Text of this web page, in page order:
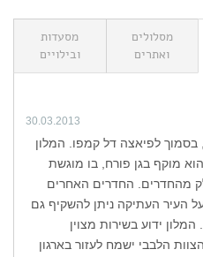
מסלולים
ואתרים
מסעדות
ובילויים
30.03.2013
בסמוך לפיאצה דל קמפו. המלון
בבניין נהדר מהמאה ה-19 והוא מוקף בגן פורח, בו מוגשת
מהחדרים. החדרים האחרים
העיר העתיקה ניתן להשקיף גם
ידוע בשירות מצוין
הלבבי ישמח לעזור בארגון